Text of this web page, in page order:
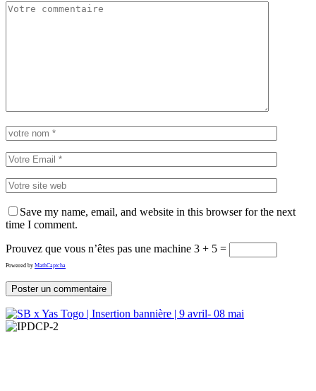
Save my name, email, and website in this browser for the next
time I comment.
Prouvez que vous n’êtes pas une machine 3 + 5 =
Powered by MathCaptcha